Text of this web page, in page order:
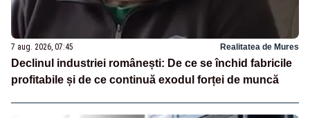
7 aug. 2026, 07:45 Realitatea de Mures
Declinul industriei românești: De ce se închid fabricile
profitabile și de ce continuă exodul forței de muncă